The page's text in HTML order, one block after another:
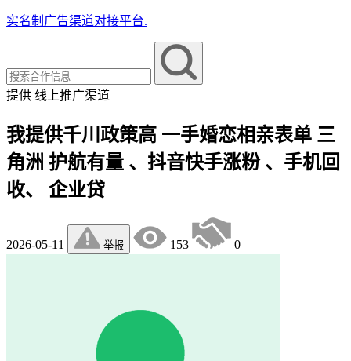
实名制广告渠道对接平台.
提供 线上推广渠道
我提供千川政策高 一手婚恋相亲表单 三
角洲 护航有量 、抖音快手涨粉 、手机回
收、 企业贷
2026-05-11 举报 153 0